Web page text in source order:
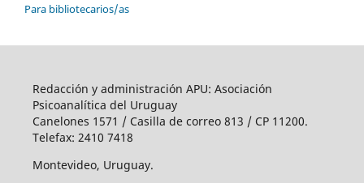
Para bibliotecarios/as
Redacción y administración APU: Asociación
Psicoanalítica del Uruguay
Canelones 1571 / Casilla de correo 813 / CP 11200.
Telefax: 2410 7418
Montevideo, Uruguay.